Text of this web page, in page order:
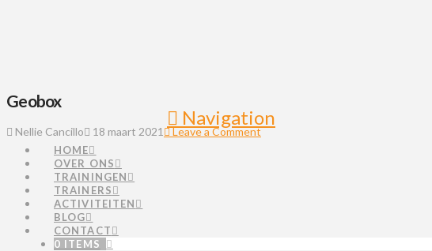
Navigation
HOME
OVER ONS
TRAININGEN
TRAINERS
ACTIVITEITEN
BLOG
CONTACT
0 ITEMS
Geobox
Nellie Cancillo 18 maart 2021 Leave a Comment